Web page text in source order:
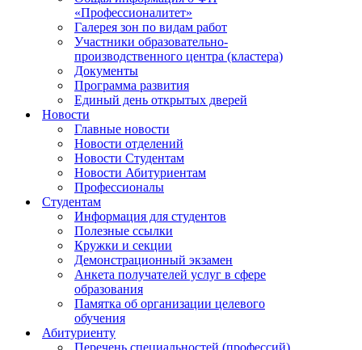
«Профессионалитет»
Галерея зон по видам работ
Участники образовательно-
производственного центра (кластера)
Документы
Программа развития
Единый день открытых дверей
Новости
Главные новости
Новости отделений
Новости Студентам
Новости Абитуриентам
Профессионалы
Студентам
Информация для студентов
Полезные ссылки
Кружки и секции
Демонстрационный экзамен
Анкета получателей услуг в сфере
образования
Памятка об организации целевого
обучения
Абитуриенту
Перечень специальностей (профессий)